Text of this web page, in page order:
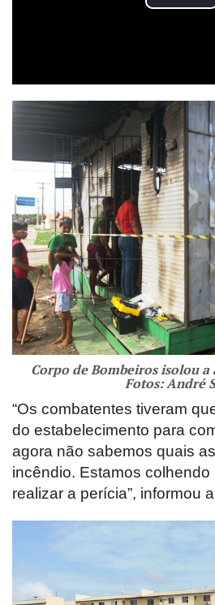
Corpo de Bombeiros isolou
Fotos: André
“Os combatentes tiveram
do estabelecimento para
agora não sabemos quais
incêndio. Estamos colhendo
realizar a perícia”, informou